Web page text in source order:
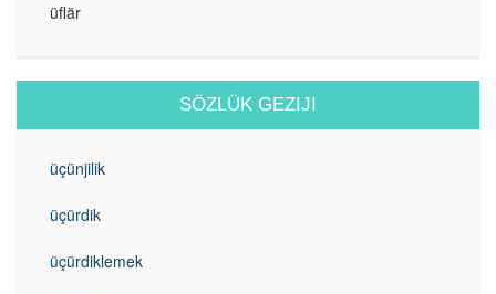
üflär
SÖZLÜK GEZIJI
üçünjilik
üçürdik
üçürdiklemek